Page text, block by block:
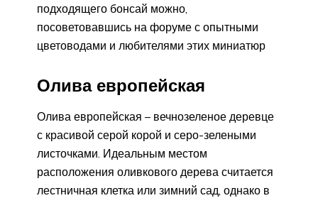
подходящего бонсай можно,
посоветовавшись на форуме с опытными
цветоводами и любителями этих миниатюр
Олива европейская
Олива европейская – вечнозеленое деревце
с красивой серой корой и серо-зелеными
листочками. Идеальным местом
расположения оливкового дерева считается
лестничная клетка или зимний сад, однако в